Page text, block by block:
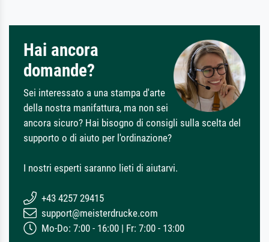
Hai ancora
domande?
Sei interessato a una stampa d'arte
della nostra manifattura, ma non sei
ancora sicuro? Hai bisogno di consigli sulla scelta del
supporto o di aiuto per l'ordinazione?
I nostri esperti saranno lieti di aiutarvi.
+43 4257 29415
support@meisterdrucke.com
Mo-Do: 7:00 - 16:00 | Fr: 7:00 - 13:00